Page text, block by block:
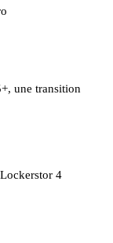
une transition
4